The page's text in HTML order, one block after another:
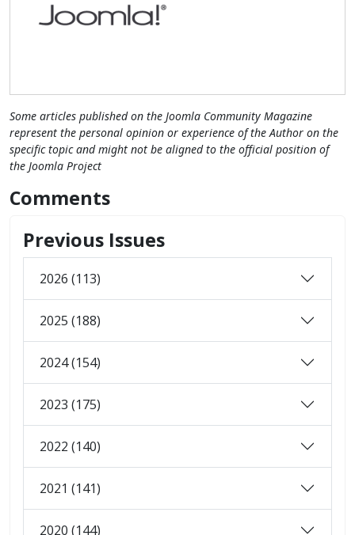
Some articles published on the Joomla Community Magazine
represent the personal opinion or experience of the Author on the
specific topic and might not be aligned to the official position of
the Joomla Project
Comments
Previous Issues
2026 (113)
2025 (188)
2024 (154)
2023 (175)
2022 (140)
2021 (141)
2020 (144)